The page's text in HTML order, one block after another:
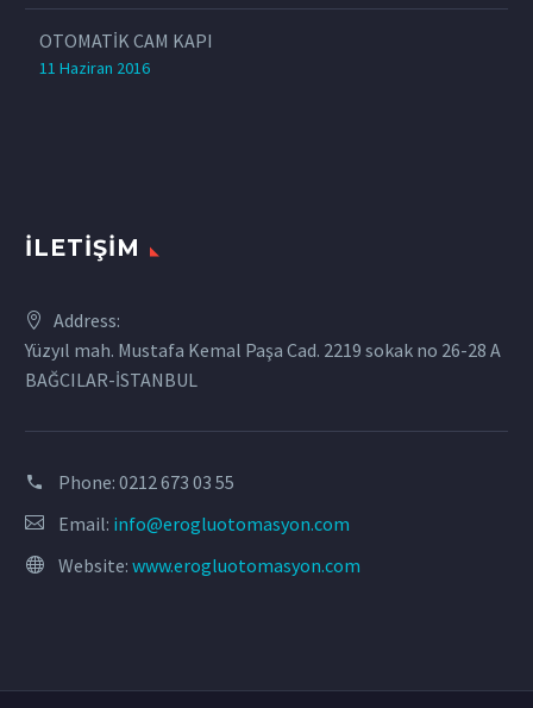
OTOMATİK CAM KAPI
11 Haziran 2016
İLETIŞIM
Address:
Yüzyıl mah. Mustafa Kemal Paşa Cad. 2219 sokak no 26-28 A
BAĞCILAR-İSTANBUL
Phone: 0212 673 03 55
Email: info@erogluotomasyon.com
Website: www.erogluotomasyon.com